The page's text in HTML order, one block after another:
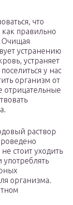
что
как правильно
Очищая
устранению
устраняет
у нас
организм от
отрицательные
раствор
стоит уходить
организма.